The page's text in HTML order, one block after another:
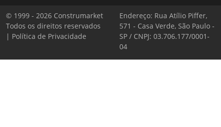
© 1999 - 2026 Construmarket
Todos os direitos reservados
| Política de Privacidade
Endereço: Rua Atílio Piffer,
571 - Casa Verde, São Paulo -
SP / CNPJ: 03.706.177/0001-
04